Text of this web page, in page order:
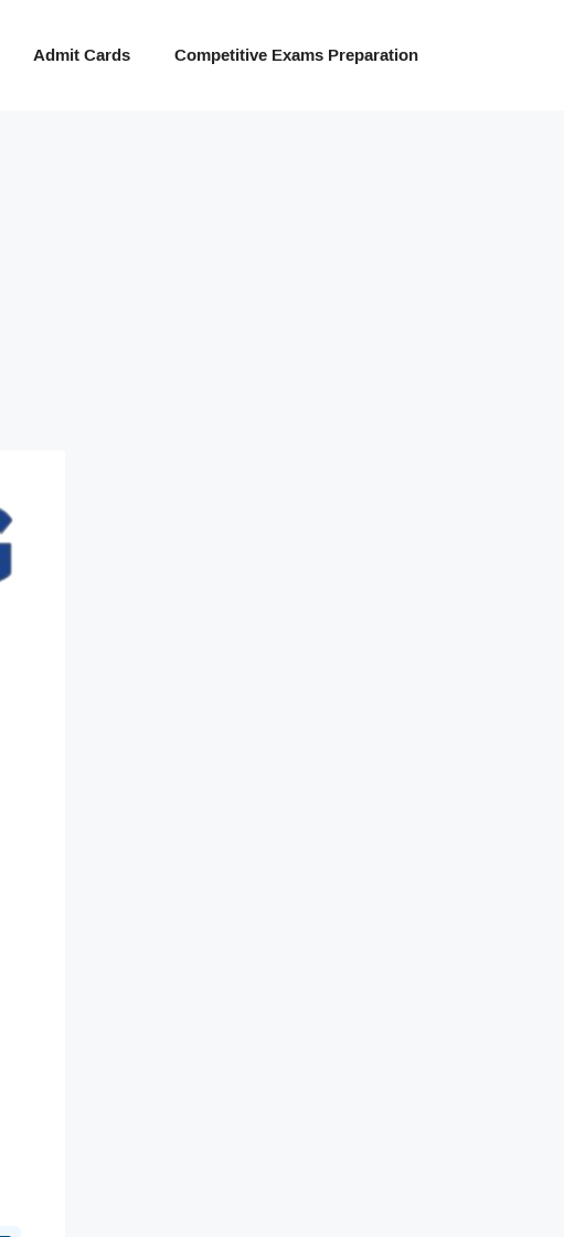
Admit Cards Competitive Exams Preparation